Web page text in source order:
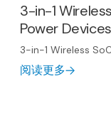
3-in-1
Power Devices
3-in-1 Wireless
阅读更多